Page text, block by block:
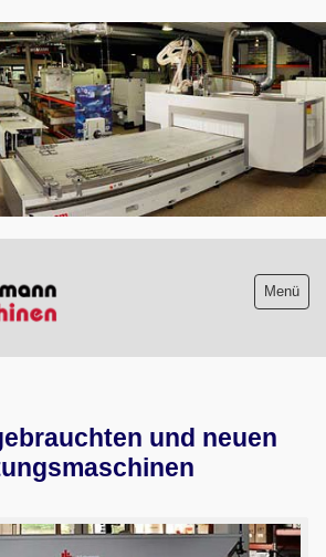
.
Menü
und neuen